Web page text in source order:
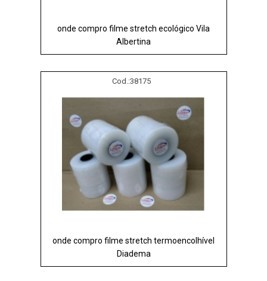
onde compro filme stretch ecológico Vila
Albertina
Cod.:38175
onde compro filme stretch termoencolhível
Diadema